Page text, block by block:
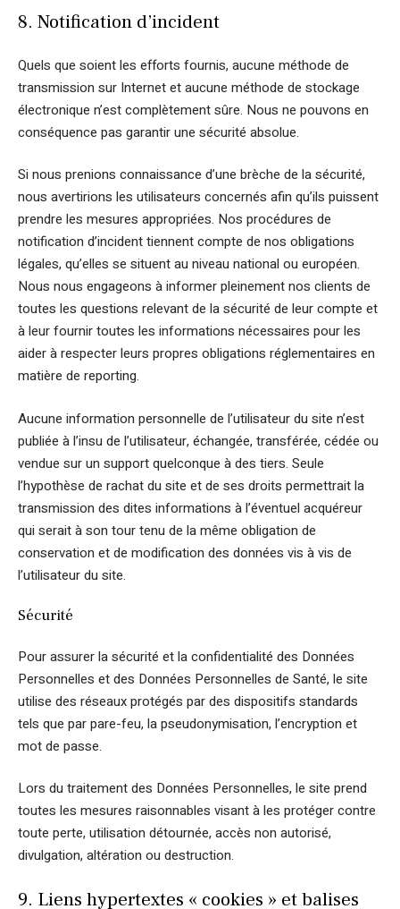
8. Notification d’incident
Quels que soient les efforts fournis, aucune méthode de
transmission sur Internet et aucune méthode de stockage
électronique n’est complètement sûre. Nous ne pouvons en
conséquence pas garantir une sécurité absolue.
Si nous prenions connaissance d’une brèche de la sécurité,
nous avertirions les utilisateurs concernés afin qu’ils puissent
prendre les mesures appropriées. Nos procédures de
notification d’incident tiennent compte de nos obligations
légales, qu’elles se situent au niveau national ou européen.
Nous nous engageons à informer pleinement nos clients de
toutes les questions relevant de la sécurité de leur compte et
à leur fournir toutes les informations nécessaires pour les
aider à respecter leurs propres obligations réglementaires en
matière de reporting.
Aucune information personnelle de l’utilisateur du site n’est
publiée à l’insu de l’utilisateur, échangée, transférée, cédée ou
vendue sur un support quelconque à des tiers. Seule
l’hypothèse de rachat du site et de ses droits permettrait la
transmission des dites informations à l’éventuel acquéreur
qui serait à son tour tenu de la même obligation de
conservation et de modification des données vis à vis de
l’utilisateur du site.
Sécurité
Pour assurer la sécurité et la confidentialité des Données
Personnelles et des Données Personnelles de Santé, le site
utilise des réseaux protégés par des dispositifs standards
tels que par pare-feu, la pseudonymisation, l’encryption et
mot de passe.
Lors du traitement des Données Personnelles, le site prend
toutes les mesures raisonnables visant à les protéger contre
toute perte, utilisation détournée, accès non autorisé,
divulgation, altération ou destruction.
9. Liens hypertextes « cookies » et balises